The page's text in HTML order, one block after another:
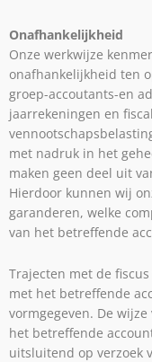
Onafhankelijkheid
Onze werkwijze
onafhankelijkheid ten
groep-accoutants-en
jaarrekeningen en
met nadruk in het
maken geen deel uit
Hierdoor kunnen wij
garanderen, welke
van het betreffende
Trajecten met de
met het betreffende
vormgegeven. De
het betreffende
uitsluitend op verzoek